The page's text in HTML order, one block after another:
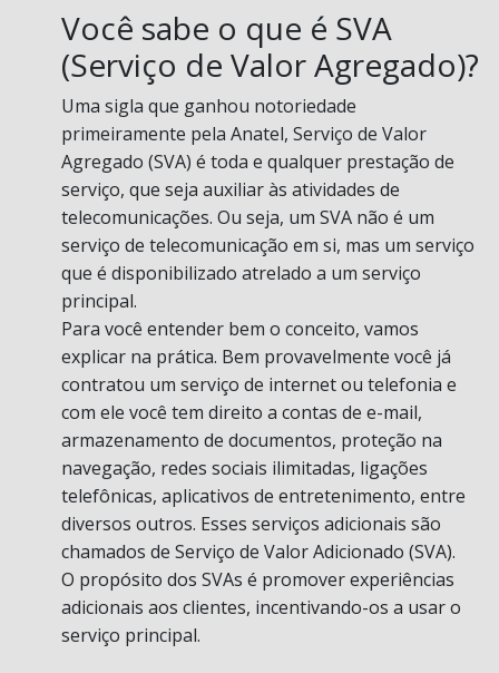
Você sabe o que é SVA
(Serviço de Valor Agregado)?
Uma sigla que ganhou notoriedade
primeiramente pela Anatel, Serviço de Valor
Agregado (SVA) é toda e qualquer prestação de
serviço, que seja auxiliar às atividades de
telecomunicações. Ou seja, um SVA não é um
serviço de telecomunicação em si, mas um serviço
que é disponibilizado atrelado a um serviço
principal.
Para você entender bem o conceito, vamos
explicar na prática. Bem provavelmente você já
contratou um serviço de internet ou telefonia e
com ele você tem direito a contas de e-mail,
armazenamento de documentos, proteção na
navegação, redes sociais ilimitadas, ligações
telefônicas, aplicativos de entretenimento, entre
diversos outros. Esses serviços adicionais são
chamados de Serviço de Valor Adicionado (SVA).
O propósito dos SVAs é promover experiências
adicionais aos clientes, incentivando-os a usar o
serviço principal.